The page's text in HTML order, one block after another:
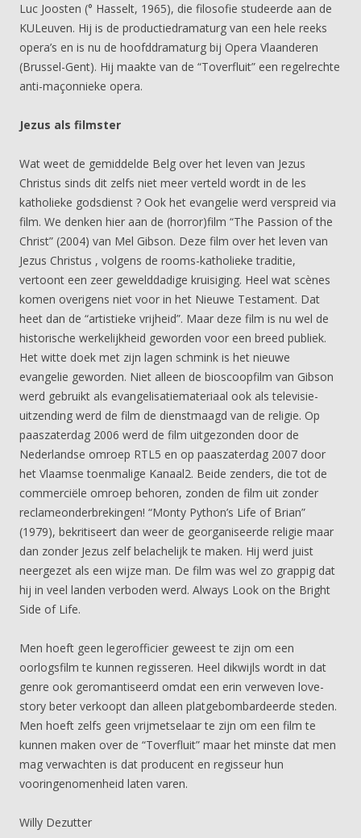
Luc Joosten (° Hasselt, 1965), die filosofie studeerde aan de
KULeuven. Hij is de productiedramaturg van een hele reeks
opera’s en is nu de hoofddramaturg bij Opera Vlaanderen
(Brussel-Gent). Hij maakte van de “Toverfluit” een regelrechte
anti-maçonnieke opera.
Jezus als filmster
Wat weet de gemiddelde Belg over het leven van Jezus
Christus sinds dit zelfs niet meer verteld wordt in de les
katholieke godsdienst ? Ook het evangelie werd verspreid via
film. We denken hier aan de (horror)film “The Passion of the
Christ” (2004) van Mel Gibson. Deze film over het leven van
Jezus Christus , volgens de rooms-katholieke traditie,
vertoont een zeer gewelddadige kruisiging. Heel wat scènes
komen overigens niet voor in het Nieuwe Testament. Dat
heet dan de “artistieke vrijheid”. Maar deze film is nu wel de
historische werkelijkheid geworden voor een breed publiek.
Het witte doek met zijn lagen schmink is het nieuwe
evangelie geworden. Niet alleen de bioscoopfilm van Gibson
werd gebruikt als evangelisatiemateriaal ook als televisie-
uitzending werd de film de dienstmaagd van de religie. Op
paaszaterdag 2006 werd de film uitgezonden door de
Nederlandse omroep RTL5 en op paaszaterdag 2007 door
het Vlaamse toenmalige Kanaal2. Beide zenders, die tot de
commerciële omroep behoren, zonden de film uit zonder
reclameonderbrekingen! “Monty Python’s Life of Brian”
(1979), bekritiseert dan weer de georganiseerde religie maar
dan zonder Jezus zelf belachelijk te maken. Hij werd juist
neergezet als een wijze man. De film was wel zo grappig dat
hij in veel landen verboden werd. Always Look on the Bright
Side of Life.
Men hoeft geen legerofficier geweest te zijn om een
oorlogsfilm te kunnen regisseren. Heel dikwijls wordt in dat
genre ook geromantiseerd omdat een erin verweven love-
story beter verkoopt dan alleen platgebombardeerde steden.
Men hoeft zelfs geen vrijmetselaar te zijn om een film te
kunnen maken over de “Toverfluit” maar het minste dat men
mag verwachten is dat producent en regisseur hun
vooringenomenheid laten varen.
Willy Dezutter